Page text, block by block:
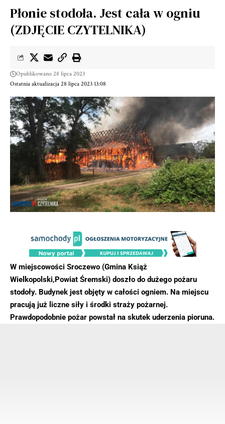
Płonie stodoła. Jest cała w ogniu
(ZDJĘCIE CZYTELNIKA)
Ostatnia aktualizacja 28 lipca 2023 13:08
Opublikowano 28 lipca 2023
W miejscowości Sroczewo (Gmina Książ
Wielkopolski,Powiat Śremski) doszło do dużego pożaru
stodoły. Budynek jest objęty w całości ogniem. Na miejscu
pracują już liczne siły i środki straży pożarnej.
Prawdopodobnie pożar powstał na skutek uderzenia pioruna.